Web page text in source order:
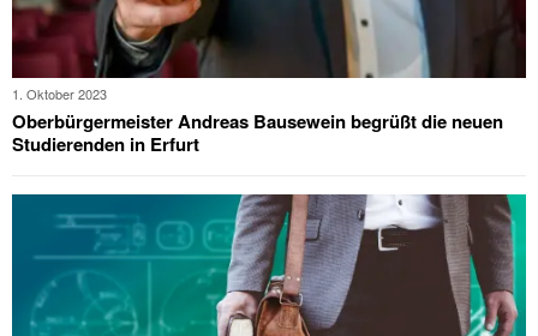
1. Oktober 2023
Oberbürgermeister Andreas Bausewein begrüßt die neuen
Studierenden in Erfurt